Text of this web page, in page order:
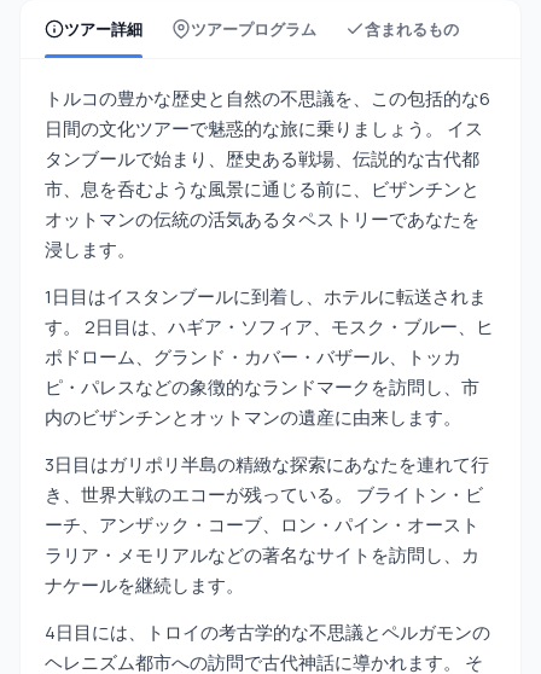
ツアー詳細 ツアープログラム 含まれるもの
トルコの豊かな歴史と自然の不思議を、この包括的な6
日間の文化ツアーで魅惑的な旅に乗りましょう。 イス
タンブールで始まり、歴史ある戦場、伝説的な古代都
市、息を呑むような風景に通じる前に、ビザンチンと
オットマンの伝統の活気あるタペストリーであなたを
浸します。
1日目はイスタンブールに到着し、ホテルに転送されま
す。 2日目は、ハギア・ソフィア、モスク・ブルー、ヒ
ポドローム、グランド・カバー・バザール、トッカ
ピ・パレスなどの象徴的なランドマークを訪問し、市
内のビザンチンとオットマンの遺産に由来します。
3日目はガリポリ半島の精緻な探索にあなたを連れて行
き、世界大戦のエコーが残っている。 ブライトン・ビ
ーチ、アンザック・コーブ、ロン・パイン・オースト
ラリア・メモリアルなどの著名なサイトを訪問し、カ
ナケールを継続します。
4日目には、トロイの考古学的な不思議とペルガモンの
ヘレニズム都市への訪問で古代神話に導かれます。 そ